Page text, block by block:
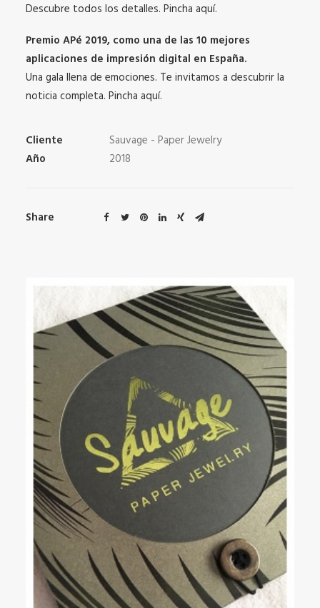
Descubre todos los detalles. Pincha aquí.
Premio APé 2019, como una de las 10 mejores
aplicaciones de impresión digital en España.
Una gala llena de emociones. Te invitamos a descubrir la
noticia completa. Pincha aquí.
Cliente
Sauvage - Paper Jewelry
Año
2018
Share